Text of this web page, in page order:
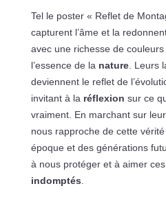
Tel le poster « Reflet de
capturent l’âme et la
avec une richesse de
l’essence de la nature. Leurs
deviennent le reflet de
invitant à la réflexion sur ce
vraiment. En marchant sur
nous rapproche de cette
époque et des générations
à nous protéger et à aimer
indomptés.